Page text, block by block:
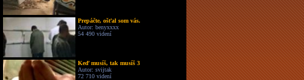
Prepáčte, ošťal som vás.
Autor: benyxxxx
54 490 videní
Keď musíš, tak musíš 3
Autor: svijtak
72 710 videní